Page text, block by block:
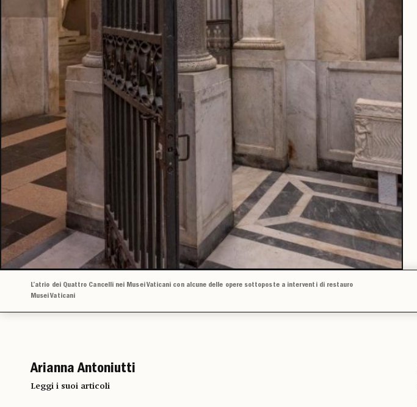
L’atrio dei Quattro Cancelli nei Musei Vaticani con alcune delle opere sottoposte a interventi di restauro
Musei Vaticani
Arianna Antoniutti
Leggi i suoi articoli